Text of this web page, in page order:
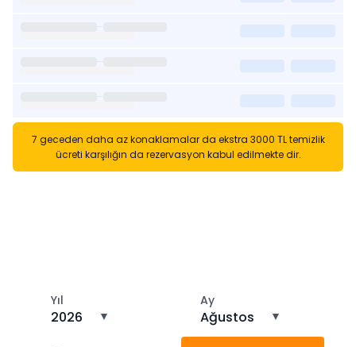
7 geceden daha az konaklamalar da ekstra 3000 TL temizlik
ücreti karşılığın da rezervasyon kabul edilmekte dir.
Yıl
2026 ▼
Ay
Ağustos ▼